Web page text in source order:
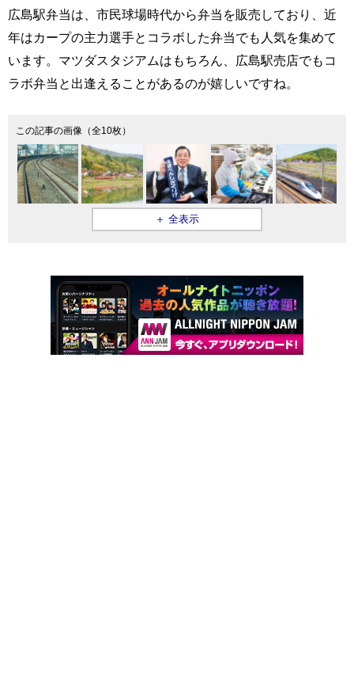
広島駅弁当は、市民球場時代から弁当を販売しており、近
年はカープの主力選手とコラボした弁当でも人気を集めて
います。マツダスタジアムはもちろん、広島駅売店でもコ
ラボ弁当と出逢えることがあるのが嬉しいですね。
この記事の画像（全10枚）
＋ 全表示